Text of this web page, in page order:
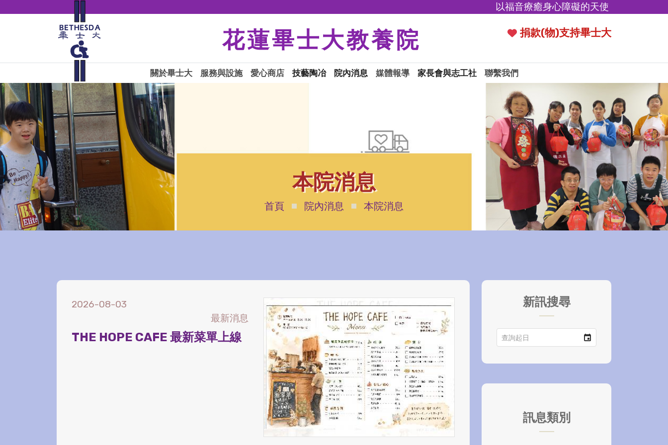
以福音療癒身心障礙的天使
花蓮畢士大教養院 捐款(物)支持畢士大
關於畢士大 服務與設施 愛心商店 技藝陶冶 院內消息 媒體報導 家長會與志工社 聯繫我們
本院消息
首頁 院內消息 本院消息
新訊搜尋
訊息類別
2026-08-03
最新消息
THE HOPE CAFE 最新菜單上線